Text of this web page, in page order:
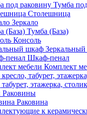
Тумба
Столешница
Зеркало
Тумба (База)
Консоль
Шкаф-пенал
Комплект
этажерка, столик
Раковины
Раковина